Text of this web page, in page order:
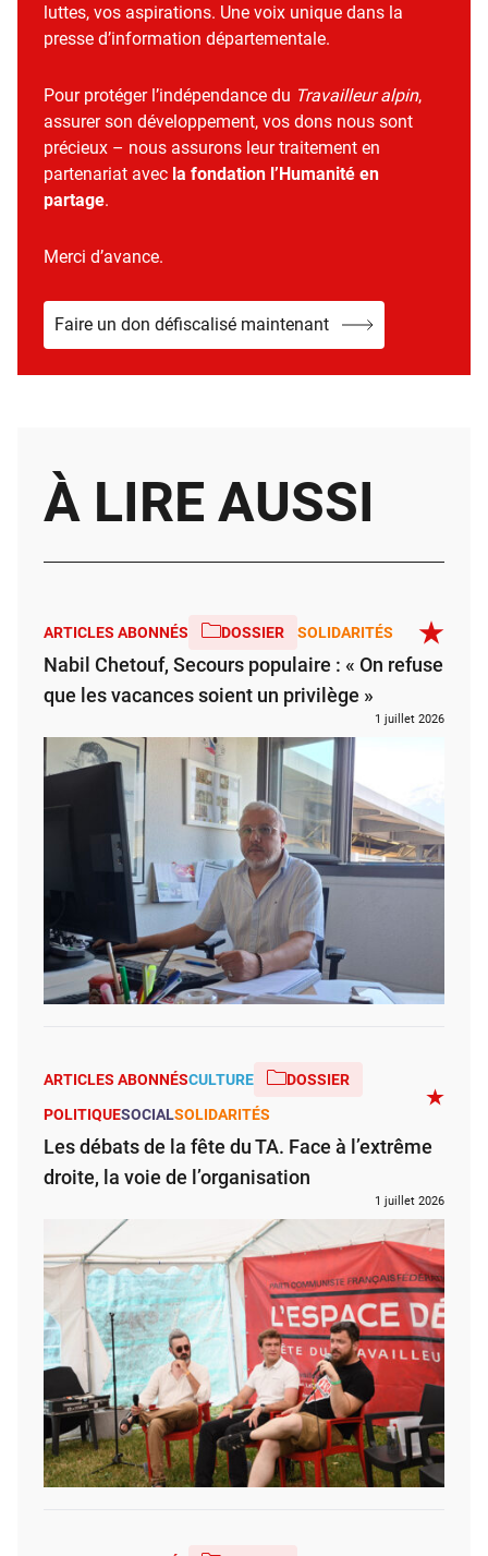
luttes, vos aspirations. Une voix unique dans la
presse d’information départementale.
Pour protéger l’indépendance du Travailleur alpin,
assurer son développement, vos dons nous sont
précieux – nous assurons leur traitement en
partenariat avec la fondation l’Humanité en
partage.
Merci d’avance.
Faire un don défiscalisé maintenant
À LIRE AUSSI
ARTICLES ABONNÉS DOSSIER SOLIDARITÉS
Nabil Chetouf, Secours populaire : « On refuse
que les vacances soient un privilège »
1 juillet 2026
ARTICLES ABONNÉSCULTURE
DOSSIER
POLITIQUESOCIALSOLIDARITÉS
Les débats de la fête du TA. Face à l’extrême
droite, la voie de l’organisation
1 juillet 2026